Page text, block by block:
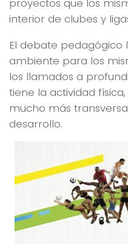
proyectos que los
interior de clubes y
El debate pedagógico
ambiente para los
los llamados a
tiene la actividad
mucho más
desarrollo.